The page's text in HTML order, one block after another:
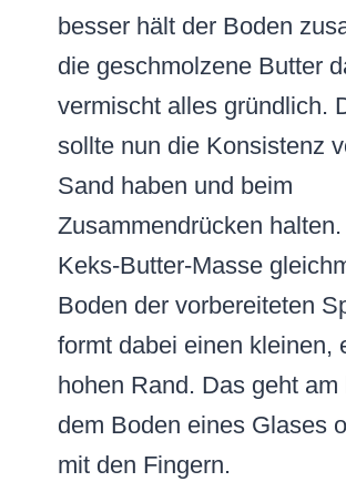
besser hält der Boden
die geschmolzene Butter
vermischt alles gründlich.
sollte nun die Konsistenz
Sand haben und beim
Zusammendrücken
Keks-Butter-Masse
Boden der vorbereiteten
formt dabei einen kleinen,
hohen Rand. Das geht
dem Boden eines Glases
mit den Fingern.